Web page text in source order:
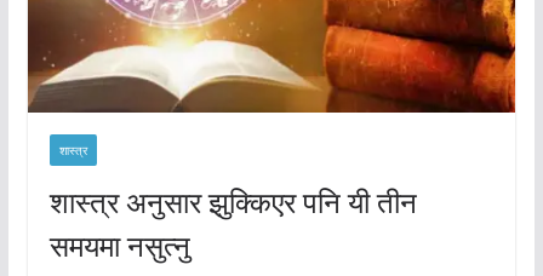
शास्त्र
शास्त्र अनुसार झुक्किएर पनि यी तीन
समयमा नसुत्नु